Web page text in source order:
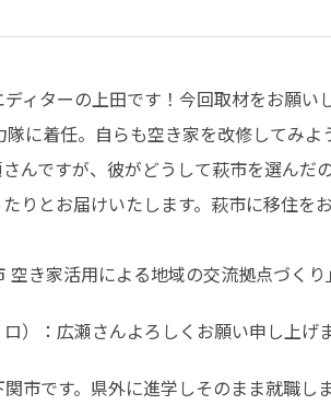
ィターの上田です！今回取材をお願
に着任。自らも空き家を改修してみ
んですが、彼がどうして萩市を選ん
りとお届けいたします。萩市に移住
き家活用による地域の交流拠点づくり」
）：広瀬さんよろしくお願い申し上
市です。県外に進学しそのまま就職